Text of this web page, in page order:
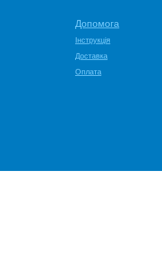
Допомога
Інструкція
Доставка
Оплата